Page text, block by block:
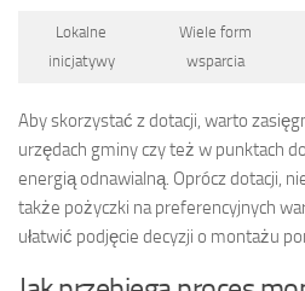
Lokalne
inicjatywy
Wiele form
wsparcia
Aby skorzystać z dotacji, warto
urzędach gminy czy też w punktach
energią odnawialną. Oprócz dotacji,
także pożyczki na preferencyjnych
ułatwić podjęcie decyzji o montażu